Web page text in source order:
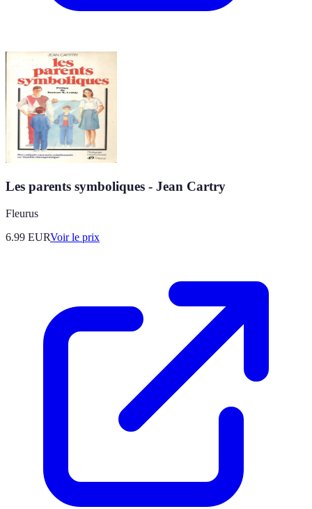
Les parents symboliques - Jean Cartry
Fleurus
6.99 EURVoir le prix